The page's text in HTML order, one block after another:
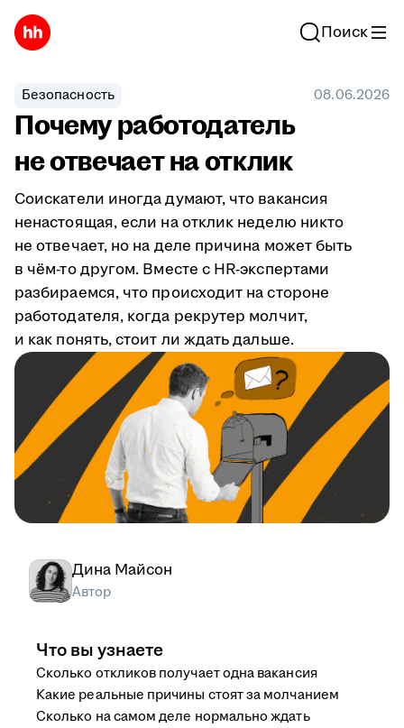
Поиск
Безопасность 08.06.2026
Почему работодатель
не отвечает на отклик
Соискатели иногда думают, что вакансия
ненастоящая, если на отклик неделю никто
не отвечает, но на деле причина может быть
в чём-то другом. Вместе с HR-экспертами
разбираемся, что происходит на стороне
работодателя, когда рекрутер молчит,
и как понять, стоит ли ждать дальше.
Дина Майсон
Автор
Что вы узнаете
Сколько откликов получает одна вакансия
Какие реальные причины стоят за молчанием
Сколько на самом деле нормально ждать